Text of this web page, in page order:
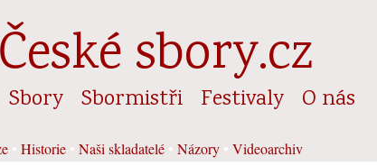
České sbory.cz
Sbory Sbormistři Festivaly O nás
Historie Naši skladatelé Názory Videoarchiv